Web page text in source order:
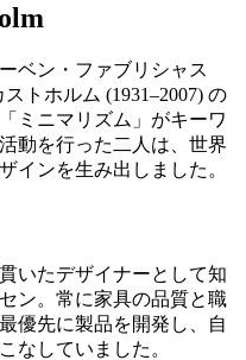
ベン・ファブリシャス
トホルム (1931–2007) の
ミニマリズム」がキーワ
動を行った二人は、世界
インを生み出しました。
いたデザイナーとして知
ン。常に家具の品質と職
優先に製品を開発し、自
なしていました。